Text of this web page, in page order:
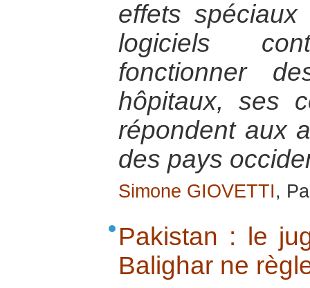
effets
logiciels
fonctionner
hôpitaux, ses
répondent aux
des pays
Simone GIOVETTI,
Pakistan : le
Balighar ne